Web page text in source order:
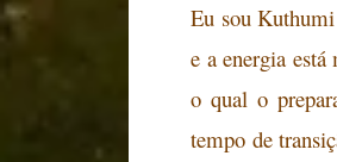
Eu sou
e a energia está
o qual o
tempo de